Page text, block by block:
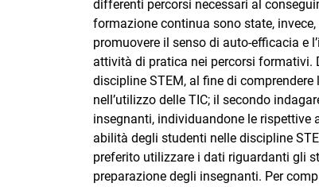
differenti percorsi necessari al
formazione continua sono state,
promuovere il senso di auto-efficacia e
attività di pratica nei percorsi formativi.
discipline STEM, al fine di
nell’utilizzo delle TIC; il secondo
insegnanti, individuandone le rispettive
abilità degli studenti nelle discipline
preferito utilizzare i dati riguardanti gli
preparazione degli insegnanti. Per